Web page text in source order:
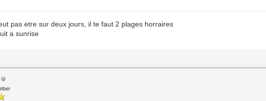
pas etre sur deux jours, il te faut 2 plages horraires
a sunrise